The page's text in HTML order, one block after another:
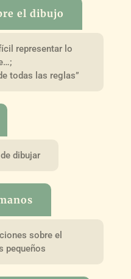
el dibujo
representar lo
todas las reglas”
dibujar
sobre el
pequeños